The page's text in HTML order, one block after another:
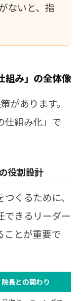
ないと、指
組み」の全体像
があります。
仕組み化」で
役割設計
くるために、
できるリーダー
ことが重要で
院長との関わり